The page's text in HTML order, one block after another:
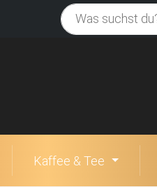
Kaffee & Tee